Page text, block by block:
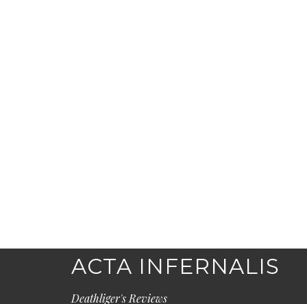
ACTA INFERNALIS
Deathliger's Reviews